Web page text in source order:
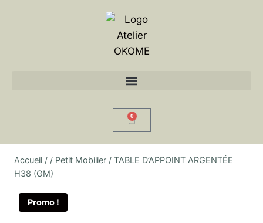
0
Accueil / / Petit Mobilier / TABLE D’APPOINT ARGENTÉE
H38 (GM)
Promo !